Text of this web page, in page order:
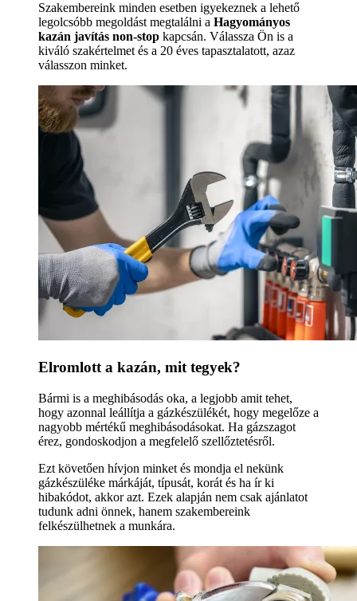
Szakembereink minden esetben igyekeznek a lehető
legolcsóbb megoldást megtalálni a Hagyományos
kazán javítás non-stop kapcsán. Válassza Ön is a
kiváló szakértelmet és a 20 éves tapasztalatott, azaz
válasszon minket.
Elromlott a kazán, mit tegyek?
Bármi is a meghibásodás oka, a legjobb amit tehet,
hogy azonnal leállítja a gázkészülékét, hogy megelőze a
nagyobb mértékű meghibásodásokat. Ha gázszagot
érez, gondoskodjon a megfelelő szellőztetésről.
Ezt követően hívjon minket és mondja el nekünk
gázkészüléke márkáját, típusát, korát és ha ír ki
hibakódot, akkor azt. Ezek alapján nem csak ajánlatot
tudunk adni önnek, hanem szakembereink
felkészülhetnek a munkára.